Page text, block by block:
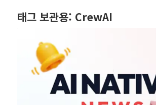
태그 보관용: CrewAI